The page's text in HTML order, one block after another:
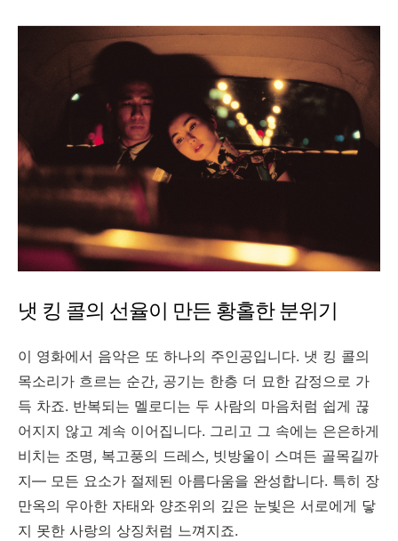
냇 킹 콜의 선율이 만든 황홀한 분위기
이 영화에서 음악은 또 하나의 주인공입니다. 냇 킹 콜의
목소리가 흐르는 순간, 공기는 한층 더 묘한 감정으로 가
득 차죠. 반복되는 멜로디는 두 사람의 마음처럼 쉽게 끊
어지지 않고 계속 이어집니다. 그리고 그 속에는 은은하게
비치는 조명, 복고풍의 드레스, 빗방울이 스며든 골목길까
지— 모든 요소가 절제된 아름다움을 완성합니다. 특히 장
만옥의 우아한 자태와 양조위의 깊은 눈빛은 서로에게 닿
지 못한 사랑의 상징처럼 느껴지죠.